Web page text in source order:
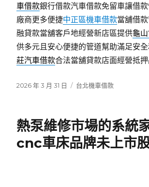
車借款銀行借款汽車借款免留車讓借
廠商更多便捷中正區機車借款當舖借
融貸款當舖客戶地經營新店區提供龜
供多元且安心便捷的管道幫助滿足安
莊汽車借款合法當舖貸款店面經營抵押
發
2026 年 3 月 31 日
分
台北機車借款
熱泵維修市場的系統
cnc車床品牌未上市